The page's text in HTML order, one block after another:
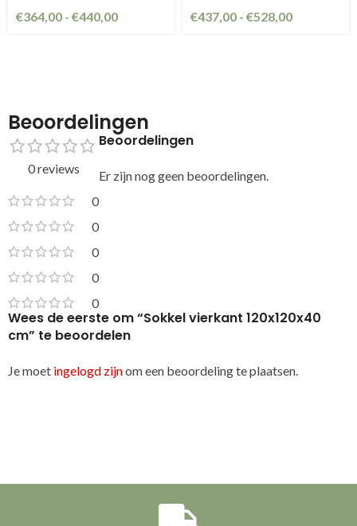
€364,00 - €440,00 €437,00 - €528,00
Beoordelingen
0 reviews
0
0
0
0
0
Beoordelingen
Er zijn nog geen beoordelingen.
Wees de eerste om “Sokkel vierkant 120x120x40
cm” te beoordelen
Je moet ingelogd zijnom een beoordeling te plaatsen.